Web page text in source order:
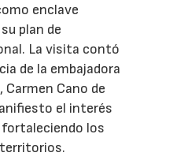
enclave
plan de
La visita contó
de la embajadora
Carmen Cano de
el interés
los